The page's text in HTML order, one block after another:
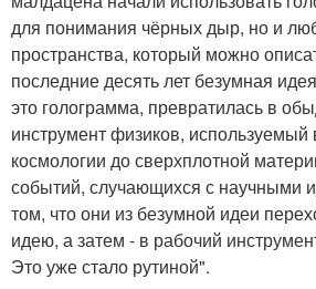
для понимания чёрных дыр, но и
пространства, который можно
последние десять лет безумная
это голограмма, превратилась в
инструмент физиков, используемый
космологии до сверхплотной
событий, случающихся с научными
том, что они из безумной идеи
идею, а затем - в рабочий
Это уже стало рутиной".